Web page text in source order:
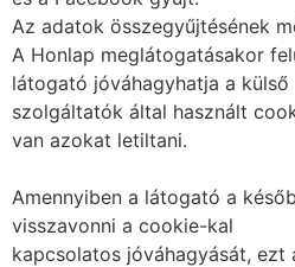
Az adatok összegyűjtésének
A Honlap meglátogatásakor
látogató jóváhagyhatja a külső
szolgáltatók által használt
van azokat letiltani.
Amennyiben a látogató a
visszavonni a cookie-kal
kapcsolatos jóváhagyását,